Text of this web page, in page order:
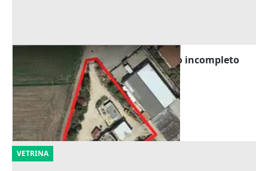
Asta Area edificabile con fabbricato incompleto
San Severo (Foggia)
Offerta minima
16.000 €
11/09/2026
VETRINA